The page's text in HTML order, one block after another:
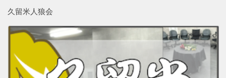
久留米人狼会